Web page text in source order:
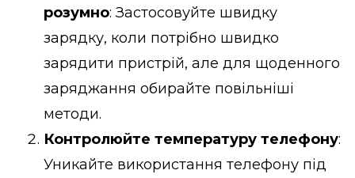
розумно: Застосовуйте швидку
зарядку, коли потрібно швидко
зарядити пристрій, але для щоденного
заряджання обирайте повільніші
методи.
Контролюйте температуру телефону:
Уникайте використання телефону під